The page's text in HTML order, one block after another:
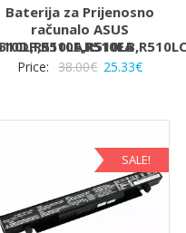
Baterija za Prijenosno
računalo ASUS
Price: 38.00€ Izvorna
38.00€.
25.33€
SALE!